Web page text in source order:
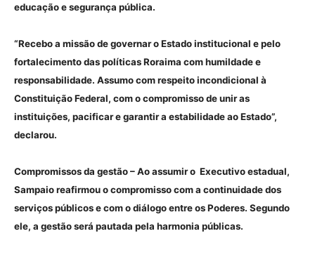
educação e segurança pública.
“Recebo a missão de governar o Estado institucional e pelo
fortalecimento das políticas Roraima com humildade e
responsabilidade. Assumo com respeito incondicional à
Constituição Federal, com o compromisso de unir as
instituições, pacificar e garantir a estabilidade ao Estado”,
declarou.
Compromissos da gestão – Ao assumir o Executivo estadual,
Sampaio reafirmou o compromisso com a continuidade dos
serviços públicos e com o diálogo entre os Poderes. Segundo
ele, a gestão será pautada pela harmonia públicas.